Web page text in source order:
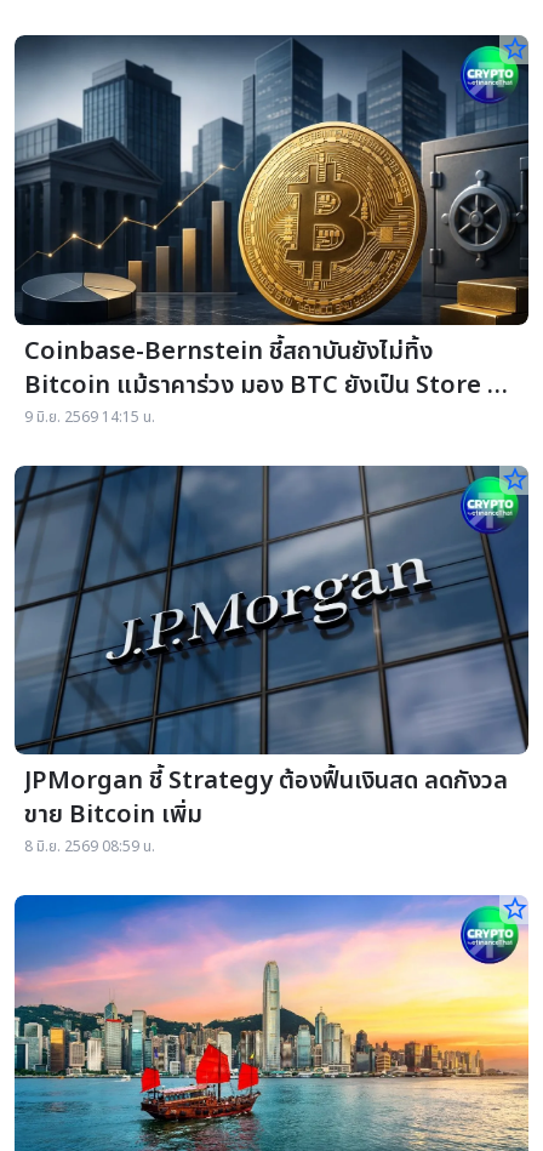
star_border
Coinbase-Bernstein ชี้สถาบันยังไม่ทิ้ง
Bitcoin แม้ราคาร่วง มอง BTC ยังเป็น Store of
Value
9 มิ.ย. 2569 14:15 น.
star_border
JPMorgan ชี้ Strategy ต้องฟื้นเงินสด ลดกังวล
ขาย Bitcoin เพิ่ม
8 มิ.ย. 2569 08:59 น.
star_border